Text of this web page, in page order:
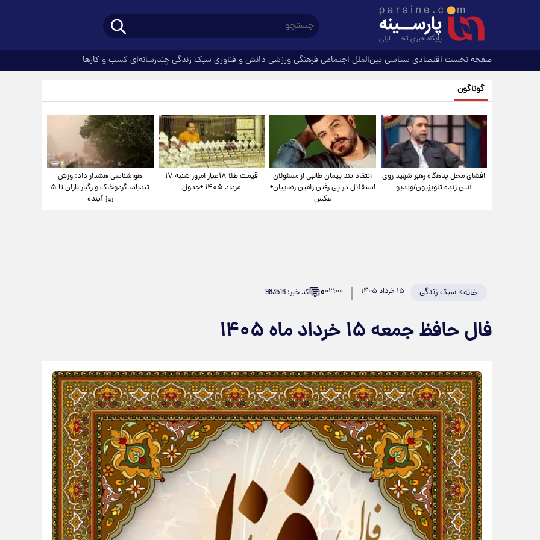
صفحه نخست اقتصادی سیاسی بین‌الملل اجتماعی فرهنگیورزشی دانش و فناوری سبک زندگیچندرسانه‌ای کسب و کارها
گوناگون
افشای محل پناهگاه‌ رهبر شهید روی
آنتن زنده تلویزیون/ویدیو
انتقاد تند پیمان طالبی از مسئولان
استقلال در پی رفتن رامین رضاییان+
عکس
قیمت طلا ۱۸عیار امروز شنبه ۱۷
مرداد ۱۴۰۵ +جدول
هواشناسی هشدار داد: وزش
تندباد، گردوخاک و رگبار باران تا ۵
روز آینده
خانه>سبک زندگی ۱۵ خرداد ۱۴۰۵ ۰۳:۰۰۰ کد خبر: 983516
فال حافظ جمعه ۱۵ خرداد ماه ۱۴۰۵